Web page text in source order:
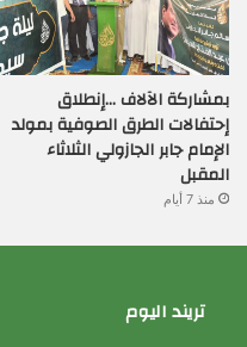
بمشاركة الآلاف …إنطلاق
إحتفالات الطرق الصوفية بمولد
الإمام جابر الجازولي الثلاثاء
المقبل
منذ 7 أيام
تريند اليوم